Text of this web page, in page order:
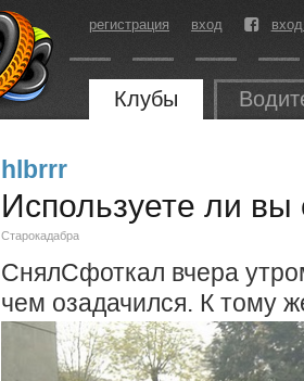
регистрация вход
Клубы
hlbrrr
Используете ли вы
Старокадабра
СнялСфоткал вчера
чем озадачился. К тому